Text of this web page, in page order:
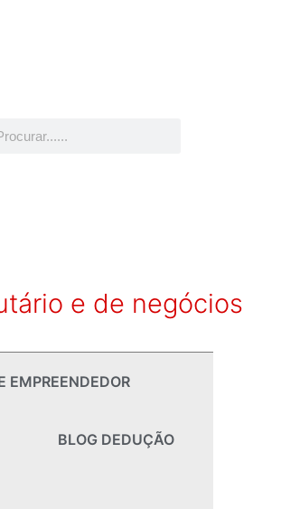
e de negócios
EMPREENDEDOR
BLOG DEDUÇÃO